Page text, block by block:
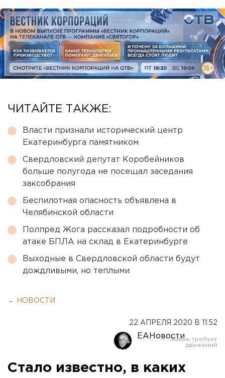
ЧИТАЙТЕ ТАКЖЕ:
Власти признали исторический центр
Екатеринбурга памятником
Свердловский депутат Коробейников
больше полугода не посещал заседания
заксобрания
Беспилотная опасность объявлена в
Челябинской области
Полпред Жога рассказал подробности об
атаке БПЛА на склад в Екатеринбурге
Выходные в Свердловской области будут
дождливыми, но теплыми
← НОВОСТИ
22 АПРЕЛЯ 2020 В 11:52
ЕАНовости
Стало известно, в каких